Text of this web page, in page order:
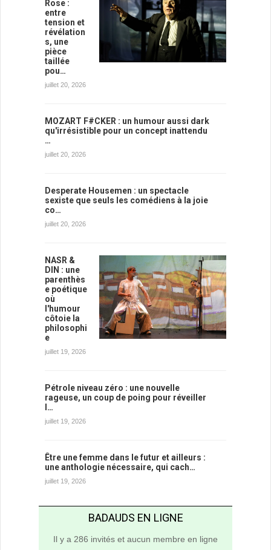
Rose :
entre
tension et
révélation
s, une
pièce
taillée
pou…
juillet 20, 2026
MOZART F#CKER : un humour aussi dark
qu'irrésistible pour un concept inattendu
…
juillet 20, 2026
Desperate Housemen : un spectacle
sexiste que seuls les comédiens à la joie
co…
juillet 20, 2026
NASR &
DIN : une
parenthès
e poétique
où
l'humour
côtoie la
philosophi
e
juillet 19, 2026
Pétrole niveau zéro : une nouvelle
rageuse, un coup de poing pour réveiller
l…
juillet 19, 2026
Être une femme dans le futur et ailleurs :
une anthologie nécessaire, qui cach…
juillet 19, 2026
BADAUDS EN LIGNE
Il y a 286 invités et aucun membre en ligne